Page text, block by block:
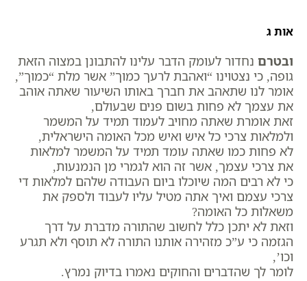
אות ג
ובטרם נחדור לעומק הדבר עלינו להתבונן במצוה הזאת
גופה, כי נצטוינו “ואהבת לרעך כמוך” אשר מלת “כמוך”,
אומר לנו שתאהב את חברך באותו השיעור שאתה אוהב
את עצמך לא פחות בשום פנים שבעולם,
זאת אומרת שאתה מחויב לעמוד תמיד על המשמר
ולמלאות צרכי כל איש ואיש מכל האומה הישראלית,
לא פחות כמו שאתה עומד תמיד על המשמר למלאות
את צרכי עצמך, אשר זה הוא לגמרי מן הנמנעות,
כי לא רבים המה שיוכלו ביום העבודה שלהם למלאות די
צרכי עצמם ואיך אתה מטיל עליו לעבוד ולספק את
משאלות כל האומה?
וזאת לא יתכן כלל לחשוב שהתורה מדברת על דרך
הגזמה כי ע”כ מזהירה אותנו התורה לא תוסף ולא תגרע
וכו’,
לומר לך שהדברים והחוקים נאמרו בדיוק נמרץ.